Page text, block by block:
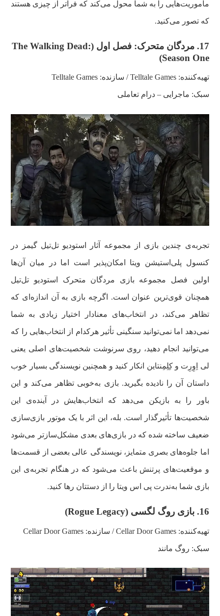
مأموریت‌هایی را به شما محول می‌کند که فراتر از چیزی هستند
که تصور می‌کنید.
17. مردگان متحرک: فصل اول (The Walking Dead:
Season One
)
تهیه‌کننده: Telltale Games / سازنده: Telltale Games
سبک: ماجرایی – درام تعاملی
تجربه‌ی چندین بازی از مجموعه آثار استودیو تل‌تیل گیمز در
کنسول پلی‌استیشن ویتا امکان‌پذیر است اما در میان آن‌ها
اولین فصل مجموعه بازی مردگان متحرک استودیو تل‌تیل
همچنان قوی‌ترین عنوان است. اگرچه بازی به آن اندازه‌ای که
تظاهر می‌کند، در انتخاب‌های معنادار اختیار زیادی به شما
نمی‌دهد اما نمی‌توانید سنگینی تأثیر هرکدام از انتخاب‌هایی را که
می‌توانید انجام دهید، روی سرنوشت شخصیت‌های اصلی یعنی
لی اِوِرِت و کِلِمِنتاین انکار کنید و همچنین نویسندگی بسیار خوب
داستان آن را نادیده بگیرید. بازی به‌خوبی تظاهر می‌کند و این
باور را به بازیکن می‌دهد که انتخاب‌هایش در آینده‌ی این
شخصیت‌ها تأثیرگذار است. بله، این اثر با یک موتور بازی‌سازی
ضعیف ساخته شده که در بازی‌های بعدی مشکل‌سازتر می‌شود
اما جلوه‌های بصری متمایز، نویسندگی عالی بعضی از قسمت‌ها
و موقعیت‌های پرتنش باعث می‌شود که در هنگام تجربه‌ی این
بازی شما به‌ندرت پی اس ویتا را از دستتان رها کنید.
16. بازی روگ لگسی (Rogue Legacy
)
تهیه‌کننده:Cellar Door Games / سازنده:Cellar Door Games
سبک: روگ مانند